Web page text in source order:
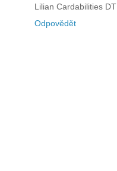
Lilian Cardabilities DT
Odpovědět